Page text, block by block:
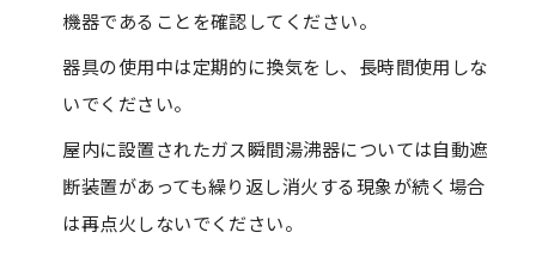
機器であることを確認してください。
器具の使用中は定期的に換気をし、長時間使用しな
いでください。
屋内に設置されたガス瞬間湯沸器については自動遮
断装置があっても繰り返し消火する現象が続く場合
は再点火しないでください。